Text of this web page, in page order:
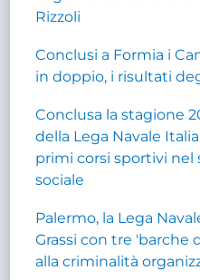
Rizzoli
Conclusi a Formia i
in doppio, i risultati
Conclusa la stagione
della Lega Navale
primi corsi sportivi nel
sociale
Palermo, la Lega
Grassi con tre 'barche
alla criminalità